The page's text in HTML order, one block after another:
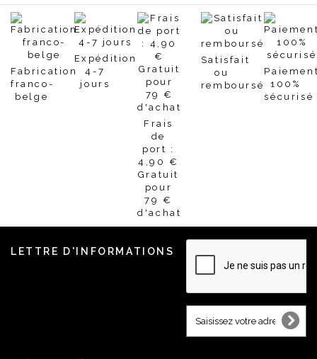
Fabrication
franco-
belge
Expédition
4-7
jours
Frais
de
port :
4,90 €
Gratuit
pour
79 €
d'achat
Satisfait
ou
remboursé
100%
sécurisé
LETTRE D'INFORMATIONS